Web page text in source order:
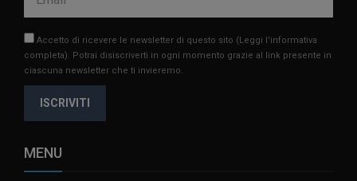
Accetto di ricevere le newsletter di questo sito (Leggi l'informativa
completa). Potrai disiscriverti in ogni momento grazie al link presente in
ciascuna newsletter che ti invieremo.
ISCRIVITI
MENU